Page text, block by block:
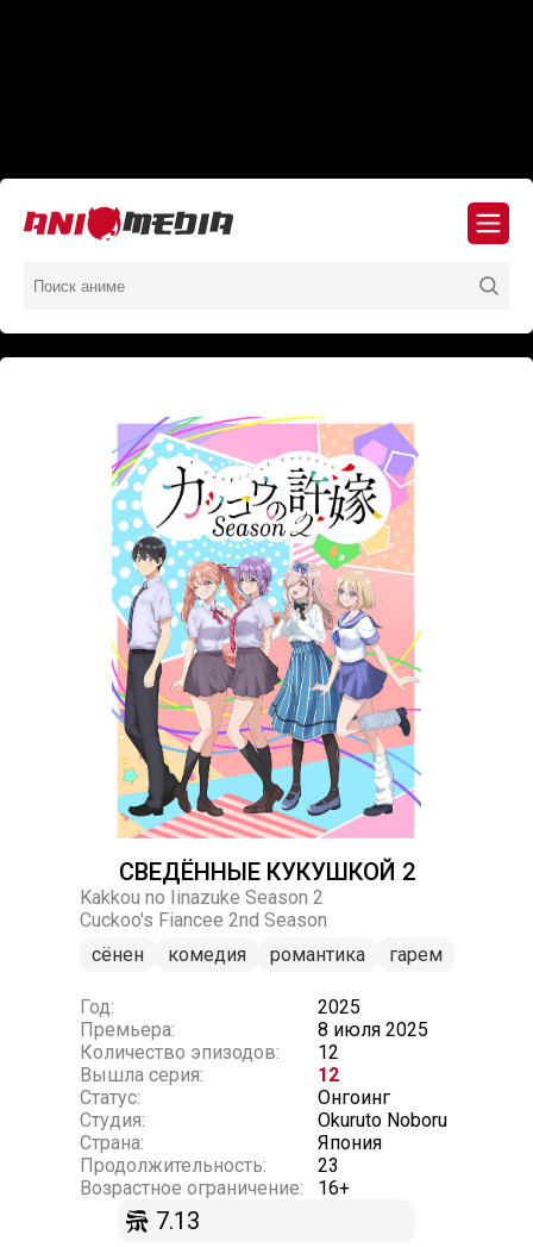
СВЕДЁННЫЕ КУКУШКОЙ 2
Kakkou no Iinazuke Season 2
Cuckoo's Fiancee 2nd Season
сёнен
комедия романтика гарем
Год:
2025
Премьера:
8 июля 2025
Количество эпизодов:
12
Вышла серия:
12
Статус:
Онгоинг
Студия:
Okuruto Noboru
Страна:
Япония
Продолжительность:
23
Возрастное ограничение:
16+
7.13